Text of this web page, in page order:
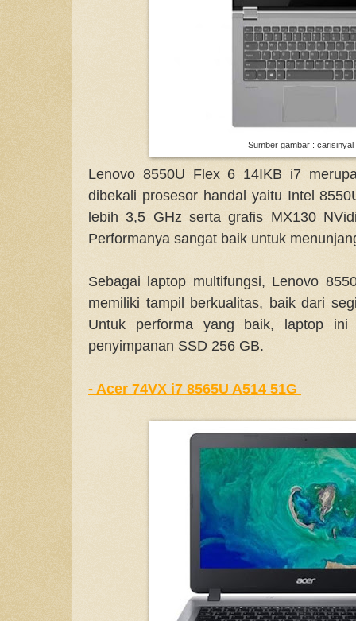
Sumber gambar :
Lenovo 8550U Flex 6 14IKB i7
dibekali prosesor handal yaitu Intel
lebih 3,5 GHz serta grafis MX130
Performanya sangat baik untuk
Sebagai laptop multifungsi, Lenovo
memiliki tampil berkualitas, baik dari
Untuk performa yang baik, laptop
penyimpanan SSD 256 GB.
- Acer 74VX i7 8565U A514 51G